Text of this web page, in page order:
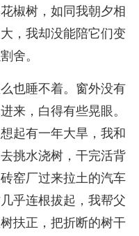
椒树，如同我朝夕相
，我却没能陪它们变
舍。
也睡不着。窗外没有
来，白得有些晃眼。
起有一年大旱，我和
挑水浇树，干完活背
窑厂过来拉土的汽车
乎连根拔起，我帮父
扶正，把折断的树干